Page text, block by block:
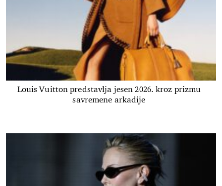
Louis Vuitton predstavlja jesen 2026. kroz prizmu
savremene arkadije